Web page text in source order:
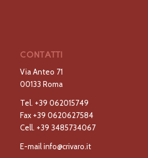
CONTATTI
Via Anteo 71
00133 Roma
Tel. +39 062015749
Fax +39 0620627584
Cell. +39 3485734067
E-mailinfo@crivaro.it